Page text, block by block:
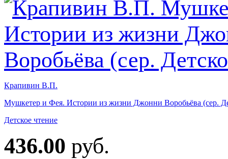
Крапивин В.П.
Мушкетер и Фея. Истории из жизни Джонни Воробьёва (сер.
Детское чтение
436.00 руб.